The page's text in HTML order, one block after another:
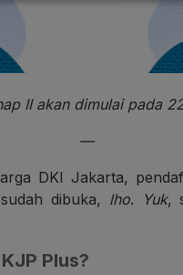
II akan dimulai pada
—
DKI Jakarta,
dibuka, lho. Yuk,
Plus?